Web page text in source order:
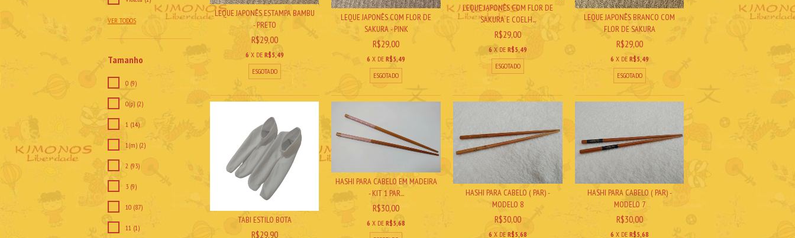
VER TODOS
Tamanho
0 (9)
0(p) (2)
1 (14)
1(m) (2)
2 (93)
3 (9)
10 (87)
11 (1)
LEQUE JAPONÊS ESTAMPA BAMBU
- PRETO
R$29,00
6 X DE R$5,49
ESGOTADO
LEQUE JAPONÊS COM FLOR DE
SAKURA - PINK
R$29,00
6 X DER$5,49
ESGOTADO
LEQUE JAPONÊS COM FLOR DE
SAKURA E COELH...
R$29,00
6 X DER$5,49
ESGOTADO
LEQUE JAPONÊS BRANCO COM
FLOR DE SAKURA
R$29,00
6 X DE R$5,49
ESGOTADO
TABI ESTILO BOTA
R$29,90
HASHI PARA CABELO EM MADEIRA
- KIT 1 PAR...
R$30,00
6 X DER$5,68
HASHI PARA CABELO ( PAR) -
MODELO 8
R$30,00
6 X DER$5,68
HASHI PARA CABELO ( PAR) -
MODELO 7
R$30,00
6 X DE R$5,68